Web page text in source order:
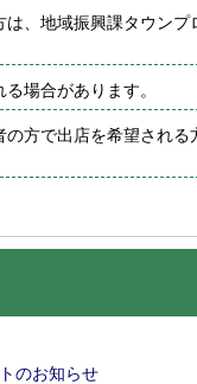
は、地域振興課タウン
場合があります。
方で出店を希望される
のお知らせ